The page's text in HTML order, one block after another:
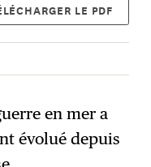
LE PDF
en mer a
évolué depuis